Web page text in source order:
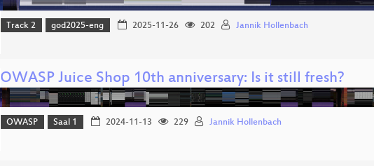
Track 2 god2025-eng 2025-11-26 202 Jannik Hollenbach
OWASP Juice Shop 10th anniversary: Is it still fresh?
OWASP Saal 1 2024-11-13 229 Jannik Hollenbach